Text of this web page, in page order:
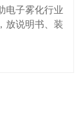
电子雾化行业
放说明书、装
用人成本，也